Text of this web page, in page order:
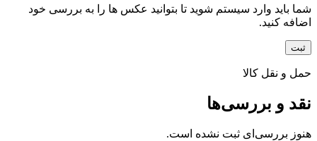
شما باید وارد سیستم شوید تا بتوانید عکس ها را به بررسی خود
اضافه کنید.
حمل و نقل کالا
نقد و بررسی‌ها
هنوز بررسی‌ای ثبت نشده است.